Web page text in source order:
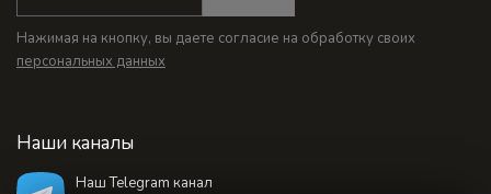
Нажимая на кнопку, вы даете согласие на обработку своих
персональных данных
Наши каналы
Наш Telegram канал